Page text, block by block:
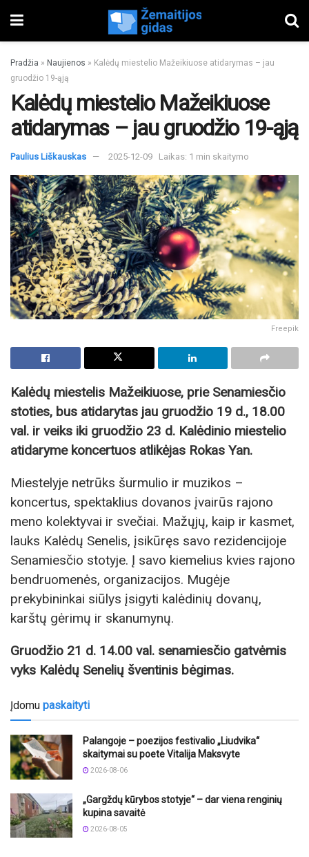
Pradžia » Naujienos » Kalėdų miestelio Mažeikiuose atidarymas – jau
gruodžio 19-ąją
Kalėdų miestelio Mažeikiuose
atidarymas – jau gruodžio 19-ąją
Paulius Liškauskas 2025-12-09 Laikas: 1 min skaitymo
Freepik
Kalėdų miestelis Mažeikiuose, prie Senamiesčio
stoties, bus atidarytas jau gruodžio 19 d., 18.00
val. ir veiks iki gruodžio 23 d. Kalėdinio miestelio
atidaryme koncertuos atlikėjas Rokas Yan.
Miestelyje netrūks šurmulio ir muzikos –
koncertus, spektaklius dovanos įvairūs rajono
meno kolektyvai ir svečiai. Mažųjų, kaip ir kasmet,
lauks Kalėdų Senelis, įsikūręs savo rezidencijoje
Senamiesčio stotyje. Į savo kiemelius kvies rajono
bendruomenės, organizacijos. Mugėje
prekybininkai siūlys įsigyti kalėdinių dovanų,
karštų gėrimų ir skanumynų.
Gruodžio 21 d. 14.00 val. senamiesčio gatvėmis
vyks Kalėdų Senelių šventinis bėgimas.
Įdomu paskaityti
Palangoje – poezijos festivalio „Liudvika“
skaitymai su poete Vitalija Maksvyte
2026-08-06
„Gargždų kūrybos stotyje“ – dar viena renginių
kupina savaitė
2026-08-05